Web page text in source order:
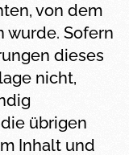
von dem
wurde. Sofern
dieses
nicht,
übrigen
Inhalt und